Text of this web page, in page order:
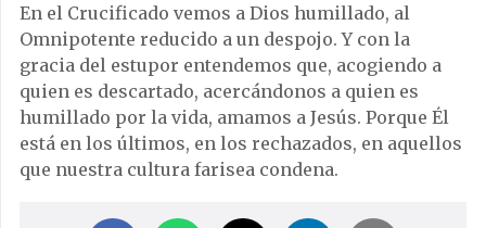
En el Crucificado vemos a Dios humillado, al
Omnipotente reducido a un despojo. Y con la
gracia del estupor entendemos que, acogiendo a
quien es descartado, acercándonos a quien es
humillado por la vida, amamos a Jesús. Porque Él
está en los últimos, en los rechazados, en aquellos
que nuestra cultura farisea condena.